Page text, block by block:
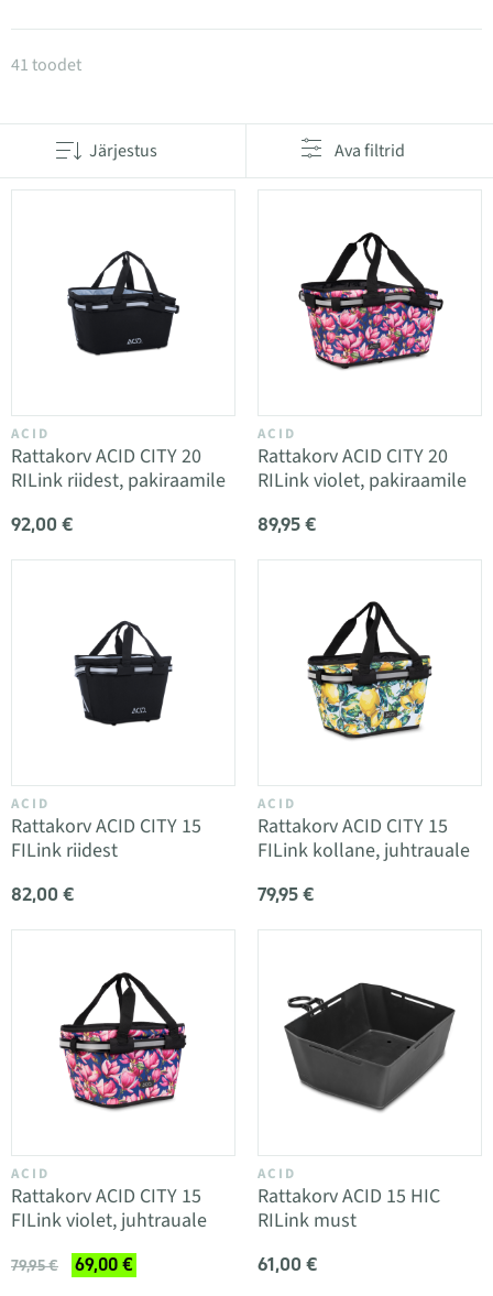
Tooted kategoorias Korvid
41 toodet
Järjestus Ava filtrid
ACID
Rattakorv ACID CITY 20
RILink riidest, pakiraamile
92,00 €
ACID
Rattakorv ACID CITY 20
RILink violet, pakiraamile
89,95 €
ACID
Rattakorv ACID CITY 15
FILink riidest
82,00 €
ACID
Rattakorv ACID CITY 15
FILink kollane, juhtrauale
79,95 €
ACID
Rattakorv ACID CITY 15
FILink violet, juhtrauale
79,95 € 69,00 €
ACID
Rattakorv ACID 15 HIC
RILink must
61,00 €